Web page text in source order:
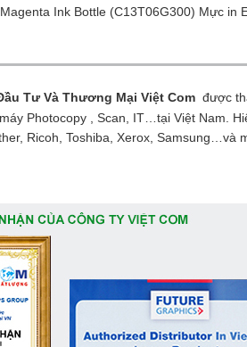
Ink Bottle (C13T06G300) Mực in
Tư Và Thương Mại Việt Com được
Photocopy , Scan, IT…tại Việt Nam.
Ricoh, Toshiba, Xerox,